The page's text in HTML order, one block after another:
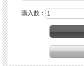
購入数：